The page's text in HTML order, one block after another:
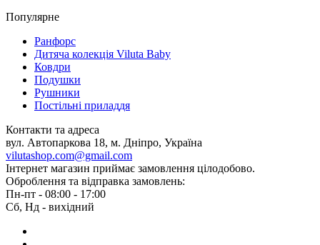
Популярне
Ранфорс
Дитяча колекція Viluta Baby
Ковдри
Подушки
Рушники
Постільні приладдя
Контакти та адреса
вул. Автопаркова 18, м. Дніпро, Україна
vilutashop.com@gmail.com
Інтернет магазин приймає замовлення цілодобово.
Оброблення та відправка замовлень:
Пн-пт - 08:00 - 17:00
Сб, Нд - вихідний